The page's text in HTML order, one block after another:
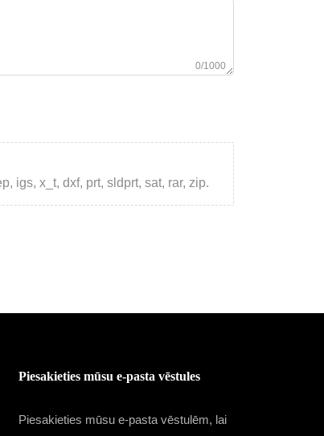
0/1000
igs, x_t, dxf, prt, sldprt, sat, rar, zip.
Piesakieties mūsu e-pasta vēstules
Piesakieties mūsu e-pasta vēstulēm, lai